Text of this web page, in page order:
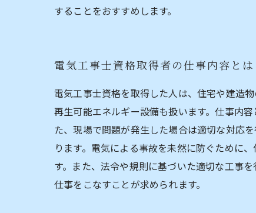
することをおすすめします。
電気工事士資格取得者の仕事内容とは
電気工事士資格を取得した人は、住宅や建造
再生可能エネルギー設備も扱います。仕事内
た、現場で問題が発生した場合は適切な対応
ります。電気による事故を未然に防ぐために
す。また、法令や規則に基づいた適切な工事
仕事をこなすことが求められます。